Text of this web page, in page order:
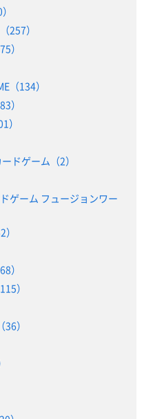
257）
）
（134）
）
）
ドゲーム（2）
ゲーム フュージョンワー
）
）
）